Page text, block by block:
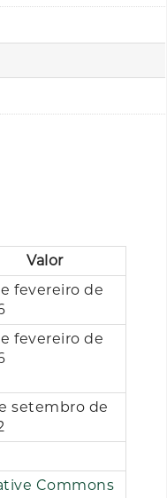
Valor
fevereiro de
fevereiro de
setembro de
Commons